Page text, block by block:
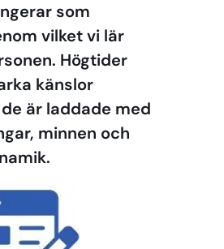
som
vilket vi lär
Högtider
känslor
är laddade med
minnen och